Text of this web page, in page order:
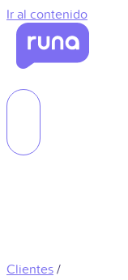
Ir al contenido
Clientes /